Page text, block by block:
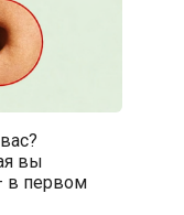
вы
в первом